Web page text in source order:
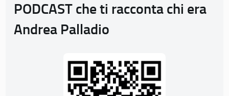
PODCAST che ti racconta chi era
Andrea Palladio